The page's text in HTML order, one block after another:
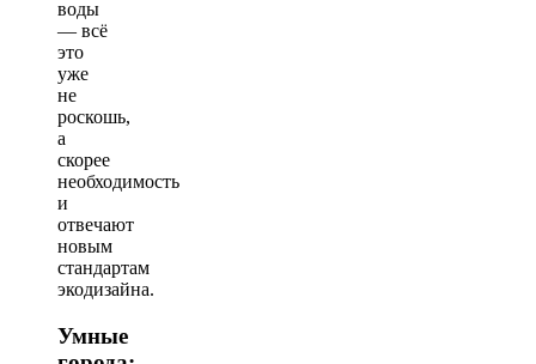
воды
— всё
это
уже
не
роскошь,
а
скорее
необходимость
и
отвечают
новым
стандартам
экодизайна.
Умные